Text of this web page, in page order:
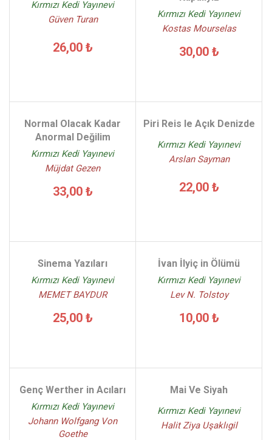
Kırmızı Kedi Yayınevi
Güven Turan
26,00 ₺
Kırmızı Kedi Yayınevi
Kostas Mourselas
30,00 ₺
Normal Olacak Kadar
Anormal Değilim
Kırmızı Kedi Yayınevi
Müjdat Gezen
33,00 ₺
Piri Reis le Açık Denizde
Kırmızı Kedi Yayınevi
Arslan Sayman
22,00 ₺
Sinema Yazıları
Kırmızı Kedi Yayınevi
MEMET BAYDUR
25,00 ₺
İvan İlyiç in Ölümü
Kırmızı Kedi Yayınevi
Lev N. Tolstoy
10,00 ₺
Genç Werther in Acıları
Kırmızı Kedi Yayınevi
Johann Wolfgang Von
Goethe
Mai Ve Siyah
Kırmızı Kedi Yayınevi
Halit Ziya Uşaklıgil